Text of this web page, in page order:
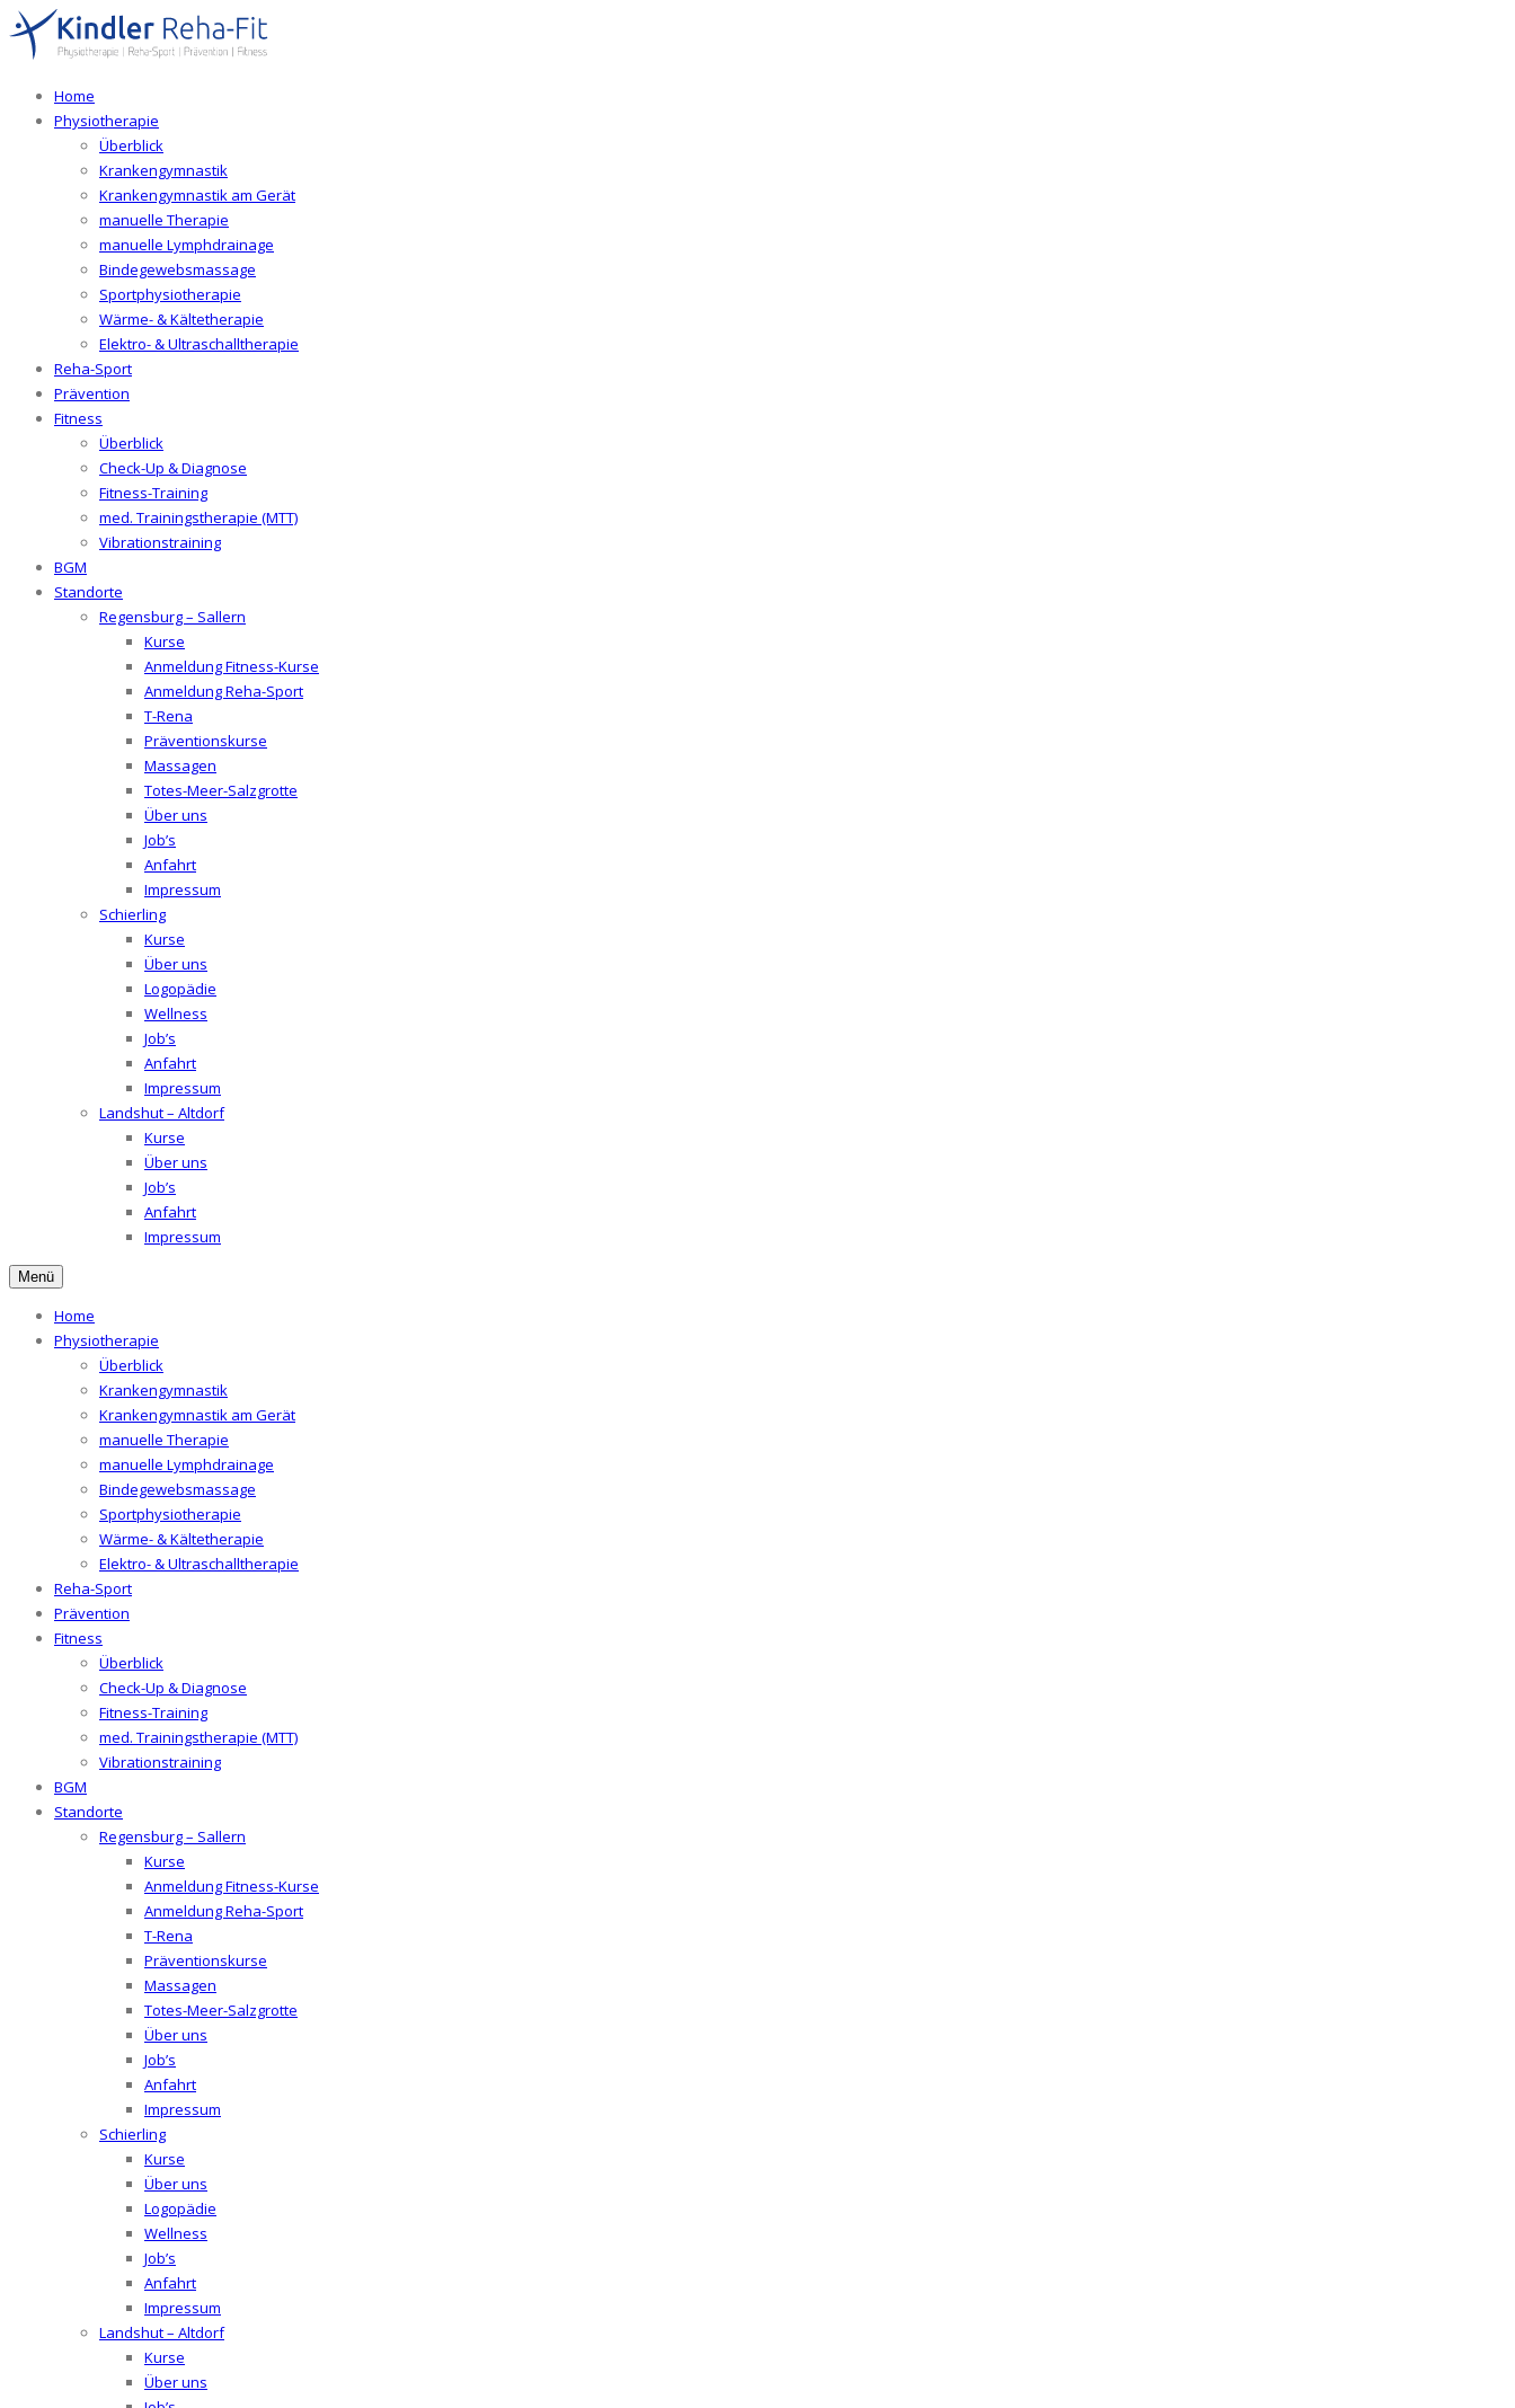
Home
Physiotherapie
Überblick
Krankengymnastik
Krankengymnastik am Gerät
manuelle Therapie
manuelle Lymphdrainage
Bindegewebsmassage
Sportphysiotherapie
Wärme- & Kältetherapie
Elektro- & Ultraschalltherapie
Reha-Sport
Prävention
Fitness
Überblick
Check-Up & Diagnose
Fitness-Training
med. Trainingstherapie (MTT)
Vibrationstraining
BGM
Standorte
Regensburg – Sallern
Kurse
Anmeldung Fitness-Kurse
Anmeldung Reha-Sport
T-Rena
Präventionskurse
Massagen
Totes-Meer-Salzgrotte
Über uns
Job’s
Anfahrt
Impressum
Schierling
Kurse
Über uns
Logopädie
Wellness
Job’s
Anfahrt
Impressum
Landshut – Altdorf
Kurse
Über uns
Job’s
Anfahrt
Impressum
Menü
Home
Physiotherapie
Überblick
Krankengymnastik
Krankengymnastik am Gerät
manuelle Therapie
manuelle Lymphdrainage
Bindegewebsmassage
Sportphysiotherapie
Wärme- & Kältetherapie
Elektro- & Ultraschalltherapie
Reha-Sport
Prävention
Fitness
Überblick
Check-Up & Diagnose
Fitness-Training
med. Trainingstherapie (MTT)
Vibrationstraining
BGM
Standorte
Regensburg – Sallern
Kurse
Anmeldung Fitness-Kurse
Anmeldung Reha-Sport
T-Rena
Präventionskurse
Massagen
Totes-Meer-Salzgrotte
Über uns
Job’s
Anfahrt
Impressum
Schierling
Kurse
Über uns
Logopädie
Wellness
Job’s
Anfahrt
Impressum
Landshut – Altdorf
Kurse
Über uns